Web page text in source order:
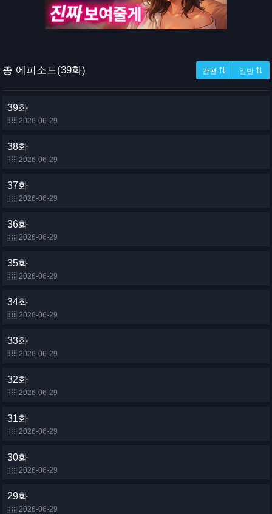
총 에피소드(39화) 간편 ⇅ 일반 ⇅
39화
2026-06-29
38화
2026-06-29
37화
2026-06-29
36화
2026-06-29
35화
2026-06-29
34화
2026-06-29
33화
2026-06-29
32화
2026-06-29
31화
2026-06-29
30화
2026-06-29
29화
2026-06-29